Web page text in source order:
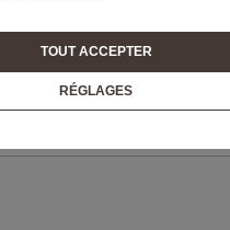
TOUT ACCEPTER
RÉGLAGES